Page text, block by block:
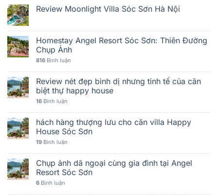
Review Moonlight Villa Sóc Sơn Hà Nội
Homestay Angel Resort Sóc Sơn: Thiên Đường
Chụp Ảnh
816 Bình luận
Review nét đẹp bình dị nhưng tinh tế của căn
biệt thự happy house
16 Bình luận
hách hàng thượng lưu cho căn villa Happy
House Sóc Sơn
19 Bình luận
Chụp ảnh dã ngoại cùng gia đình tại Angel
Resort Sóc Sơn
6 Bình luận